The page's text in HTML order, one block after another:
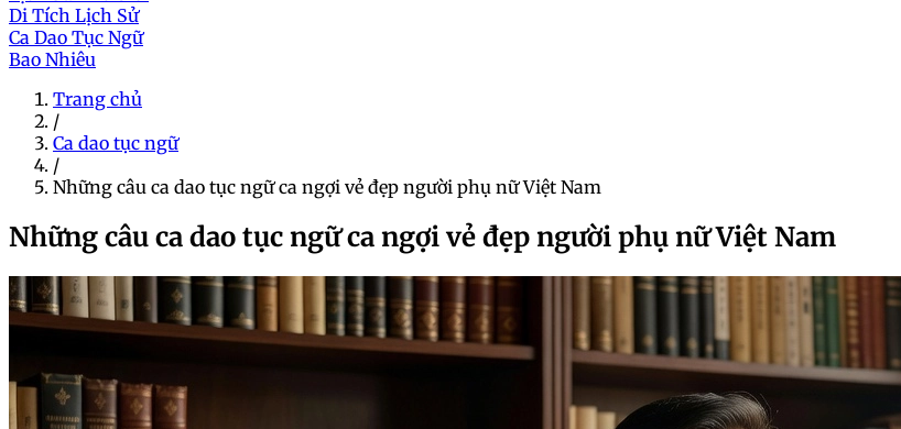
Di Tích Lịch Sử
Ca Dao Tục Ngữ
Bao Nhiêu
Trang chủ
/
Ca dao tục ngữ
/
Những câu ca dao tục ngữ ca ngợi vẻ đẹp người phụ nữ Việt Nam
Những câu ca dao tục ngữ ca ngợi vẻ đẹp người phụ nữ Việt Nam